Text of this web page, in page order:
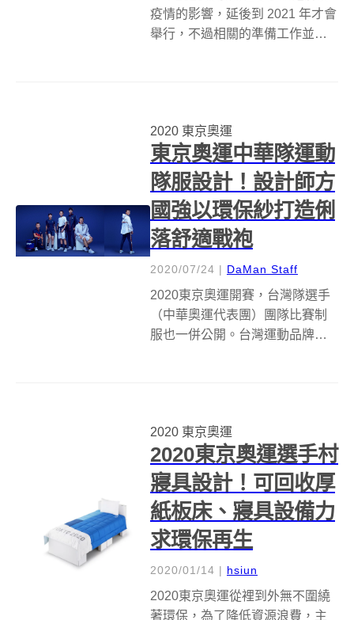
疫情的影響，延後到 2021 年才會
舉行，不過相關的準備工作並沒
2020 東京奧運
東京奧運中華隊運動
隊服設計！設計師方
國強以環保紗打造俐
落舒適戰袍
2020/07/24 | DaMan Staff
2020東京奧運開賽，台灣隊選手
（中華奧運代表團）團隊比賽制
服也一併公開。台灣運動品牌
場服設計！周裕穎結合...
2020 東京奧運
2020東京奧運選手村
寢具設計！可回收厚
紙板床、寢具設備力
求環保再生
2020/01/14 | hsiun
2020東京奧運從裡到外無不圍繞
著環保，為了降低資源浪費，主